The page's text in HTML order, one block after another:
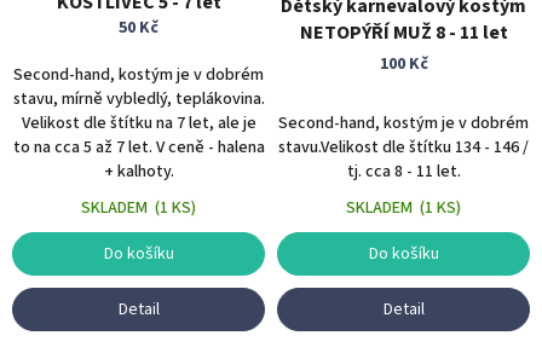
ů
50 Kč
Second-hand, kostým je v dobrém
stavu, mírně vybledlý, teplákovina.
Velikost dle štítku na 7 let, ale je
to na cca 5 až 7 let. V ceně - halena
+ kalhoty.
SKLADEM (1 KS)
Do košíku
Detail
Dětský karnevalový kostým
NETOPÝŘÍ MUŽ 8 - 11 let
100 Kč
Second-hand, kostým je v dobrém
stavu.Velikost dle štítku 134 - 146 /
tj. cca 8 - 11 let.
SKLADEM (1 KS)
Do košíku
Detail